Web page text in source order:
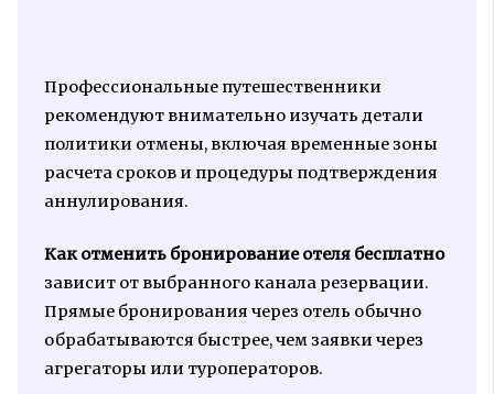
Профессиональные путешественники
рекомендуют внимательно изучать детали
политики отмены, включая временные зоны
расчета сроков и процедуры подтверждения
аннулирования.
Как отменить бронирование отеля бесплатно
зависит от выбранного канала резервации.
Прямые бронирования через отель обычно
обрабатываются быстрее, чем заявки через
агрегаторы или туроператоров.